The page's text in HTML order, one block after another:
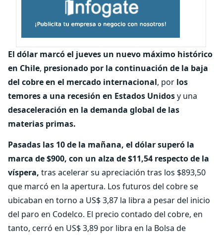
El dólar marcó el jueves un nuevo máximo histórico
en Chile, presionado por la continuación de la baja
del cobre en el mercado internacional, por los
temores a una recesión en Estados Unidosy una
desaceleración en la demanda global de las
materias primas.
Pasadas las 10 de la mañana, el dólar superó la
marca de $900, con un alza de $11,54 respecto de la
víspera, tras acelerar su apreciación tras los $893,50
que marcó en la apertura. Los futuros del cobre se
ubicaban en torno a US$ 3,87 la libra a pesar del inicio
del paro en Codelco. El precio contado del cobre, en
tanto, cerró en US$ 3,89 por libra en la Bolsa de